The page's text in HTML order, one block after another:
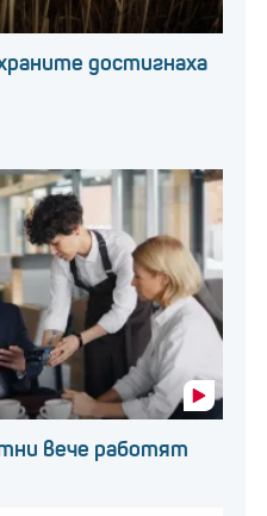
достигнаха
вече работят